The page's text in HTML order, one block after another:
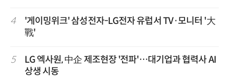
4
'게이밍위크' 삼성전자-LG전자 유럽서 TV·모니터 '大
戰'
5
LG 엑사원, 中企 제조현장 '전파'…대기업과 협력사 AI
상생 시동